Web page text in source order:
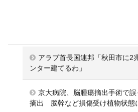
アラブ首長国連邦「秋田市に2
ンター建てるわ」
京大病院、脳腫瘍摘出手術で
摘出 脳幹など損傷受け植物状態